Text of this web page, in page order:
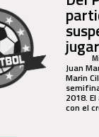
Juan
Marin
2018.
con el